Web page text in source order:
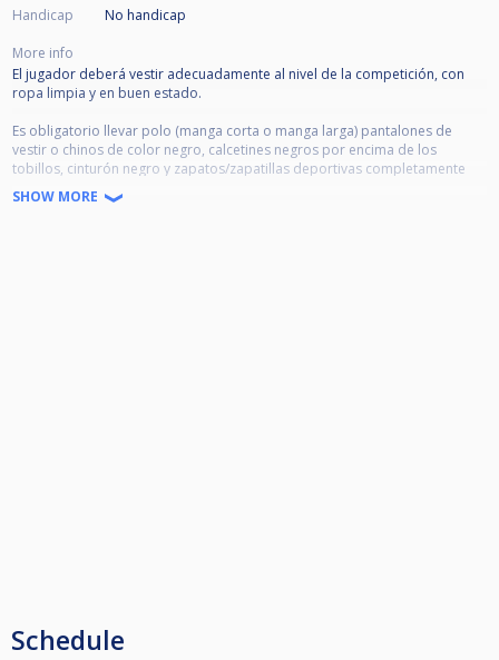
Handicap
No handicap
More info
El jugador deberá vestir adecuadamente al nivel de la competición, con
ropa limpia y en buen estado.
Es obligatorio llevar polo (manga corta o manga larga) pantalones de
vestir o chinos de color negro, calcetines negros por encima de los
tobillos, cinturón negro y zapatos/zapatillas deportivas completamente
negros/as.
SHOW MORE
Schedule